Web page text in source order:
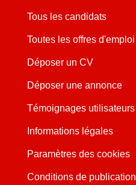
Tous les candidats
Toutes les offres d'emploi
Déposer un CV
Déposer une annonce
Témoignages utilisateurs
Informations légales
Paramètres des cookies
Conditions de publication